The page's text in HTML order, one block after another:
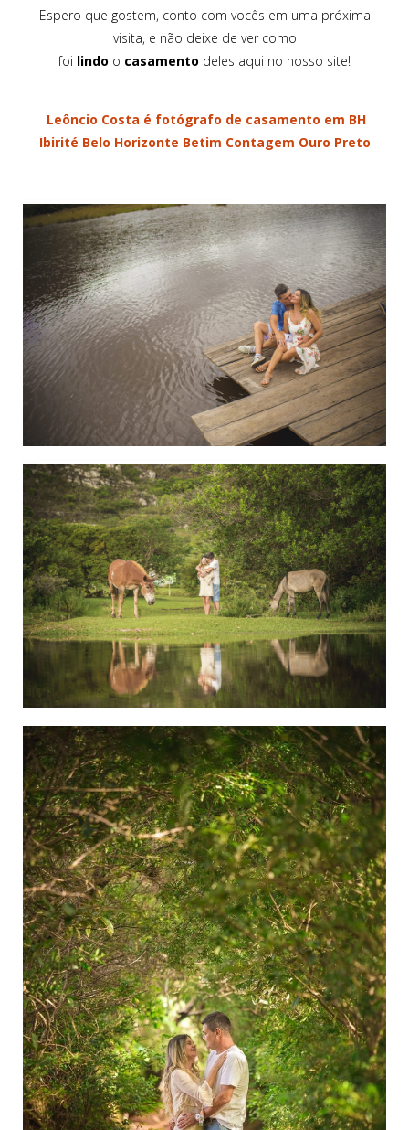
Espero que gostem, conto com vocês em uma próxima
visita, e não deixe de ver como
foi lindo o casamento deles aqui no nosso site!
Leôncio Costa é fotógrafo de casamento em BH
Ibirité Belo Horizonte Betim Contagem Ouro Preto